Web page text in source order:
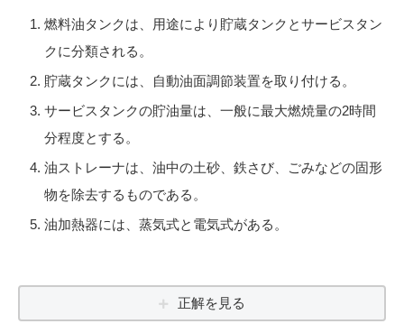
燃料油タンクは、用途により貯蔵タンクとサービスタン
クに分類される。
貯蔵タンクには、自動油面調節装置を取り付ける。
サービスタンクの貯油量は、一般に最大燃焼量の2時間
分程度とする。
油ストレーナは、油中の土砂、鉄さび、ごみなどの固形
物を除去するものである。
油加熱器には、蒸気式と電気式がある。
正解を見る